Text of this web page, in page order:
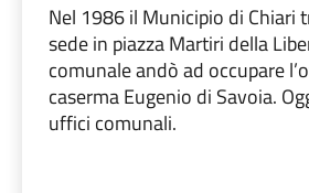
Nel 1986 il Municipio di Chiari
sede in piazza Martiri della
comunale andò ad occupare
caserma Eugenio di Savoia.
uffici comunali.